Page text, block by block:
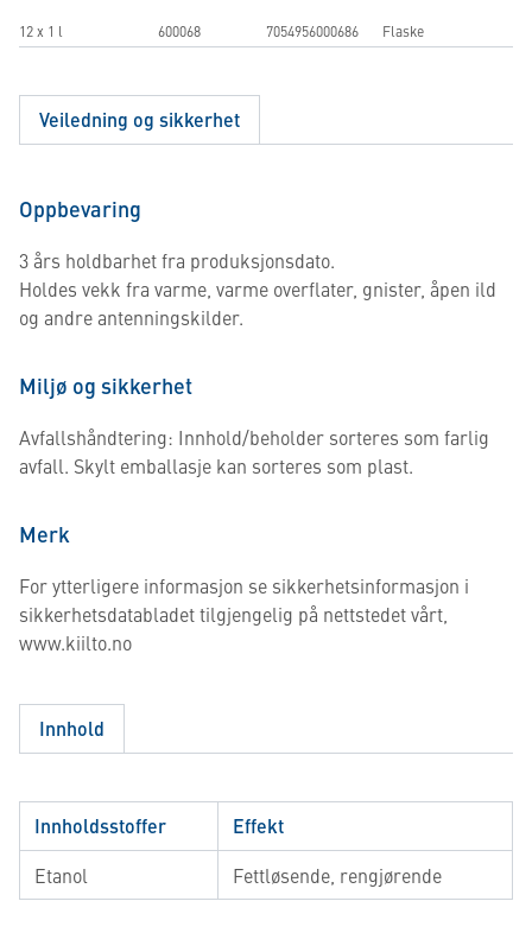
12 x 1 l 600068 7054956000686 Flaske
Veiledning og sikkerhet
Oppbevaring
3 års holdbarhet fra produksjonsdato.
Holdes vekk fra varme, varme overflater, gnister, åpen ild
og andre antenningskilder.
Miljø og sikkerhet
Avfallshåndtering: Innhold/beholder sorteres som farlig
avfall. Skylt emballasje kan sorteres som plast.
Merk
For ytterligere informasjon se sikkerhetsinformasjon i
sikkerhetsdatabladet tilgjengelig på nettstedet vårt,
www.kiilto.no
Innhold
Innholdsstoffer Effekt
Etanol Fettløsende, rengjørende